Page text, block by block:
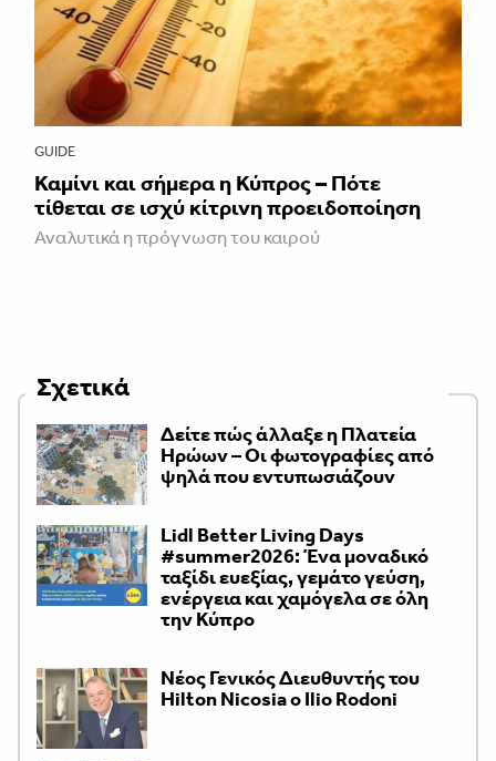
GUIDE
Καμίνι και σήμερα η Κύπρος – Πότε
τίθεται σε ισχύ κίτρινη προειδοποίηση
Αναλυτικά η πρόγνωση του καιρού
Σχετικά
Δείτε πώς άλλαξε η Πλατεία
Ηρώων – Οι φωτογραφίες από
ψηλά που εντυπωσιάζουν
Lidl Better Living Days
#summer2026: Ένα μοναδικό
ταξίδι ευεξίας, γεμάτο γεύση,
ενέργεια και χαμόγελα σε όλη
την Κύπρο
Νέος Γενικός Διευθυντής του
Hilton Nicosia ο Ilio Rodoni